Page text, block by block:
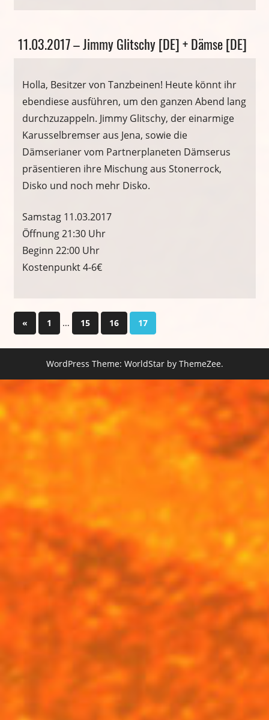
Veranstaltung
11.03.2017 – Jimmy Glitschy [DE] + Dämse [DE]
Holla, Besitzer von Tanzbeinen! Heute könnt ihr
ebendiese ausführen, um den ganzen Abend lang
durchzuzappeln. Jimmy Glitschy, der einarmige
Karusselbremser aus Jena, sowie die
Dämserianer vom Partnerplaneten Dämserus
präsentieren ihre Mischung aus Stonerrock,
Disko und noch mehr Disko.
Samstag 11.03.2017
Öffnung 21:30 Uhr
Beginn 22:00 Uhr
Kostenpunkt 4-6€
Seitennummerierung
der
Beiträge
«Vorherige
Beiträge
1 … 15 16 17
WordPress Theme: WorldStar by ThemeZee.